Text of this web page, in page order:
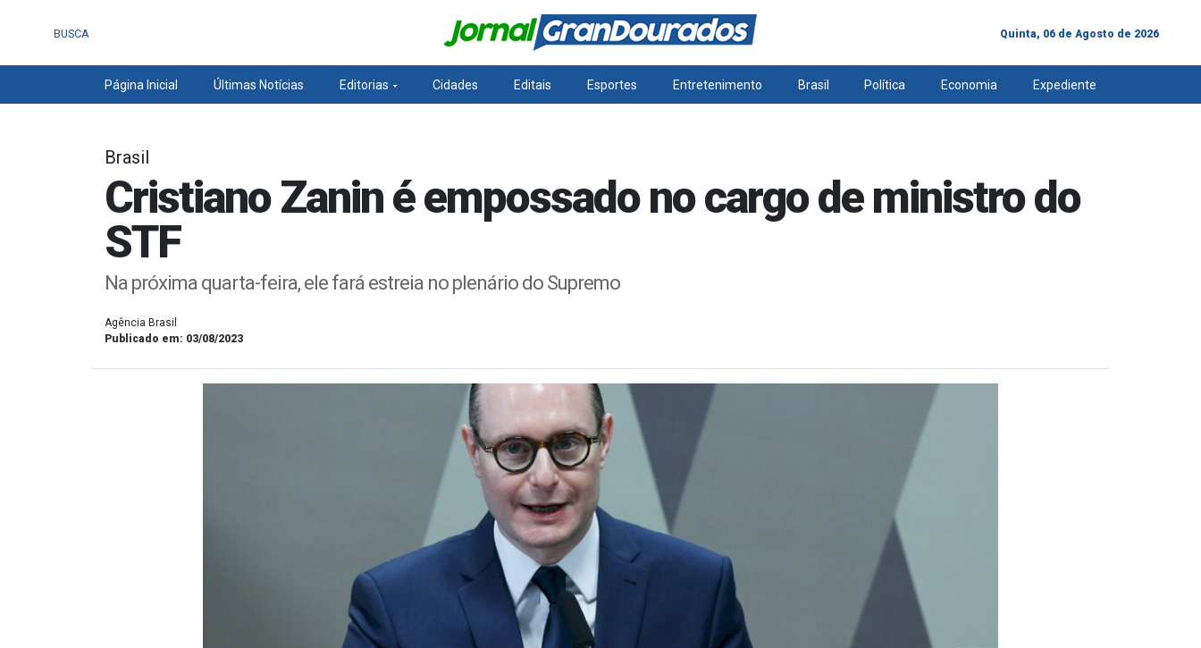
BUSCA Quinta, 06 de Agosto de 2026
Página Inicial Últimas Notícias Editorias Cidades Editais Esportes Entretenimento Brasil Política Economia Expediente
Brasil
Cristiano Zanin é empossado no cargo de ministro do
STF
Na próxima quarta-feira, ele fará estreia no plenário do Supremo
Agência Brasil
Publicado em: 03/08/2023